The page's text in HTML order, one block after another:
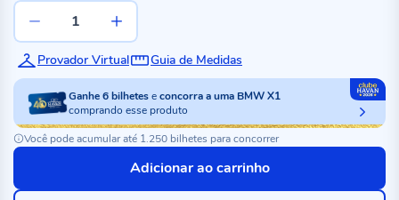
Provador Virtual Guia de Medidas
Ganhe6bilheteseconcorra a uma BMW X1
comprando esse produto
Você pode acumular até 1.250 bilhetes para concorrer
Adicionar ao carrinho